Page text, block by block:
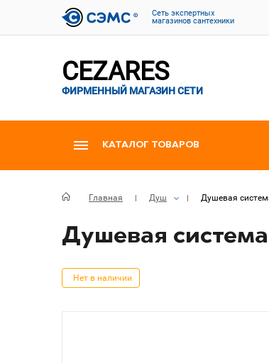
Cеть экспертных
магазинов сантехники
CEZARES
ФИРМЕННЫЙ МАГАЗИН СЕТИ
КАТАЛОГ ТОВАРОВ
Главная Душ Душевая
Душевая система
Нет в наличии